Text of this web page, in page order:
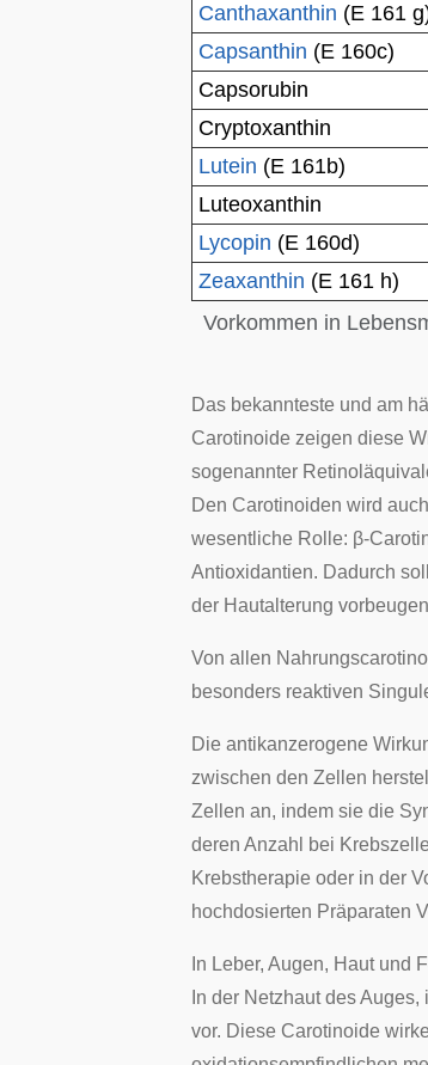
Vorkommen in
Canthaxanthin (E 161
Capsanthin (E 160c)
Capsorubin
Cryptoxanthin
Lutein (E 161b)
Luteoxanthin
Lycopin (E 160d)
Zeaxanthin (E 161 h)
Das bekannteste und am
Carotinoide zeigen diese
sogenannter
Den Carotinoiden wird
wesentliche Rolle: β-
Antioxidantien. Dadurch
der Hautalterung
Von allen
besonders reaktiven
Die antikanzerogene
zwischen den Zellen
Zellen an, indem sie die
deren Anzahl bei
Krebstherapie oder in der
hochdosierten Präparaten
In Leber, Augen, Haut und
In der Netzhaut des
vor. Diese Carotinoide